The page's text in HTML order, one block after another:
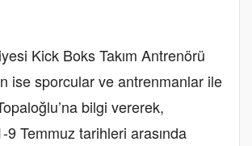
Kick Boks Takım Antrenörü
ise sporcular ve antrenmanlar ile
bilgi vererek,
9 Temmuz tarihleri arasında